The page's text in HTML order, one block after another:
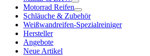
Motorrad Reifen
Schläuche & Zubehör
Weißwandreifen-Spezialreiniger
Hersteller
Angebote
Neue Artikel